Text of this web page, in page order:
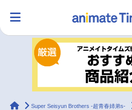
ランキング
ラジオ
animateTimes
Super Seisyun Brothers -超青春姉弟s-